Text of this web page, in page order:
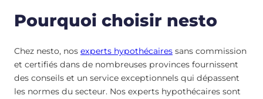
Pourquoi choisir nesto
Chez nesto, nos experts hypothécaires sans commission
et certifiés dans de nombreuses provinces fournissent
des conseils et un service exceptionnels qui dépassent
les normes du secteur. Nos experts hypothécaires sont